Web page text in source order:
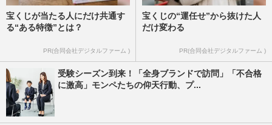
宝くじが当たる人にだけ共通す
る“ある特徴”とは？
PR(合同会社デジタルファーム )
宝くじの“運任せ”から抜けた人
だけ変わる
PR(合同会社デジタルファーム )
受験シーズン到来！「全身ブランドで訪問」「不合格
に激高」モンペたちの仰天行動、プ...